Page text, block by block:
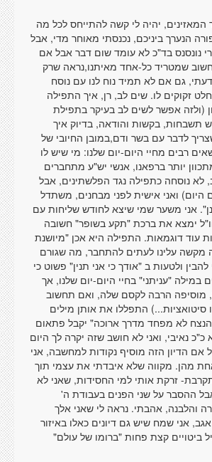
יהיה לי קשה להתייחס לכל מה
הנערך ביניכם, נכנסתי מאוחר מדי, אבל
נונסנס בד"כ לא עומד שום דבר אבל אם
שמטריד כל-אחד מאיתנו,נראה שרק
דעתי, גם אם לא תמיד נוח לנו עם נוסח
זקוקים לו. שים לב, רן, איך התפילה
(ולזה אפשר לשים לב בעיקר בתפילת
תשבחות, בקשות והודאה, בדיוק איך
לדבר עם בשר ודם,במובן החיובי של
רבים מחיי היום-יום שלנו: מי שיש לו
יותר ברפאנו, אנשי יש"ע מתחברים
לא נוסחה כתפילה נגד הפלשתינים, אבל
היום) ואני אישית לפני מבחנים, משתדל
אני משער שמי שיצא לחודש שליחות עם
ימצא את ברכת "תקע בשופר" חשובה
עוד דוגמאות. התפילה היא אכן "מיושנת
מקשה עלינו לעתים להתחבר, מה שגורם
ולטעות ב "אודך כי אני תנין" פשוט כי
"עניתני" בחיי היום-יום שלנו, אך
מוסיפה הרבה לקסם שלה, ואם תחשוב
סיטואציות...) התפללו את אותן מילים
הנצח לא מפחד מדרך ארוכה" יקבל פתאום
נאיבי, ואני לא חושב שזה יקרה לך היום
הדיון הזה מוסיף נקודות למחשבה, אני
מהן. מקווה שלא איבדתי את עצמי תוך
זרקת אותי למי החסידות, שאני לא
ההסבר על שני הפנים בעבודת ה'
והלבנה, אהבתי. נראה לי שאני אלך
אני שמח שיש גם דיונים כאלו באיזור
ביטויים קצת פחות "ברומו של עולם"